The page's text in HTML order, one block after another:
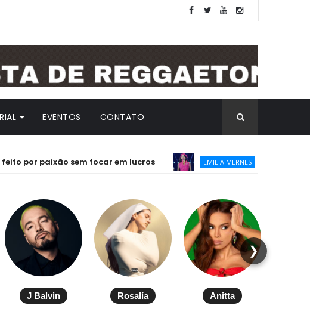
EVENTOS CONTATO
paixão sem focar em lucros EMILIA MERNES Emilia lança
J Balvin Rosalía Anitta
❯